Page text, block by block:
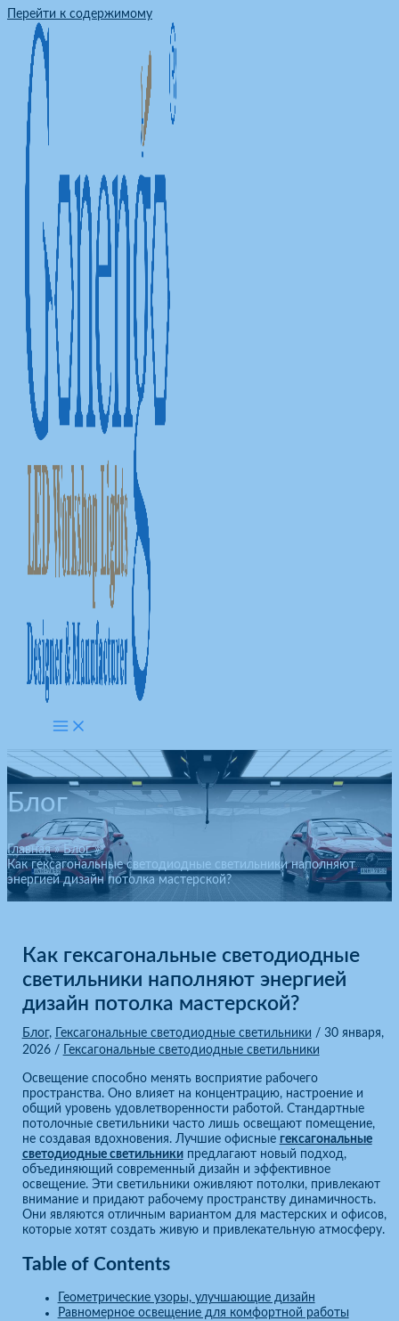
Перейти к содержимому
Блог
Главная
Блог
Как гексагональные светодиодные светильники наполняют
энергией дизайн потолка мастерской?
Как гексагональные светодиодные
светильники наполняют энергией
дизайн потолка мастерской?
Блог, Гексагональные светодиодные светильники / 30 января,
2026 / Гексагональные светодиодные светильники
Освещение способно менять восприятие рабочего
пространства. Оно влияет на концентрацию, настроение и
общий уровень удовлетворенности работой. Стандартные
потолочные светильники часто лишь освещают помещение,
не создавая вдохновения. Лучшие офисные гексагональные
светодиодные светильникипредлагают новый подход,
объединяющий современный дизайн и эффективное
освещение. Эти светильники оживляют потолки, привлекают
внимание и придают рабочему пространству динамичность.
Они являются отличным вариантом для мастерских и офисов,
которые хотят создать живую и привлекательную атмосферу.
Table of Contents
Геометрические узоры, улучшающие дизайн
Равномерное освещение для комфортной работы